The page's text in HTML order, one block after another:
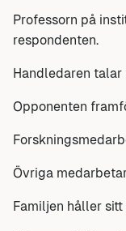
Professorn på
respondenten.
Handledaren
Opponenten
Övriga
Familjen håller sitt